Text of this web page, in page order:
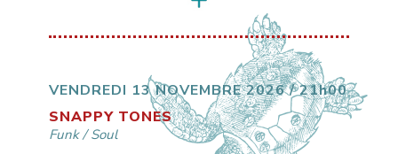
différentes parties du monde, chacun portant dans
ses bagages un accent, une histoire, une couleur
musicale.Ce qui les uni, c’est une passion commune
VENDREDI 13 NOVEMBRE 2026 / 21h00
SNAPPY TONES
Funk/Soul